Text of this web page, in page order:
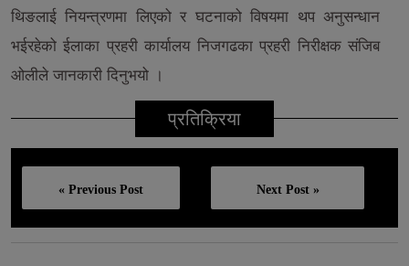
थिङलाई नियन्त्रणमा लिएको र घटनाको विषयमा थप अनुसन्धान
भईरहेको ईलाका प्रहरी कार्यालय निजगढका प्रहरी निरीक्षक संजिब
ओलीले जानकारी दिनुभयो ।
प्रतिक्रिया
« Previous Post Next Post »